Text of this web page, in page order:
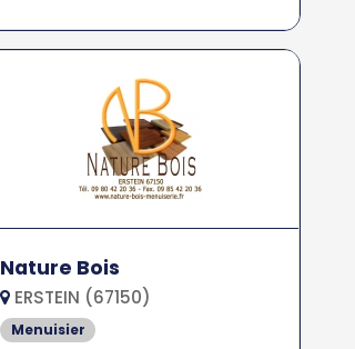
Nature Bois
ERSTEIN (67150)
Menuisier